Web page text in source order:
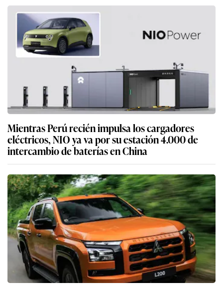
Mientras Perú recién impulsa los cargadores
eléctricos, NIO ya va por su estación 4.000 de
intercambio de baterías en China